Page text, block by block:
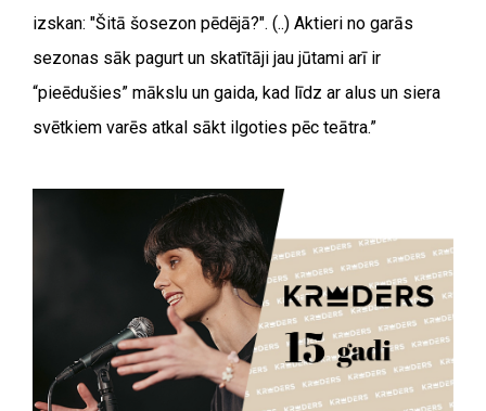
izskan: "Šitā šosezon pēdējā?". (..) Aktieri no garās
sezonas sāk pagurt un skatītāji jau jūtami arī ir
“pieēdušies” mākslu un gaida, kad līdz ar alus un siera
svētkiem varēs atkal sākt ilgoties pēc teātra.”